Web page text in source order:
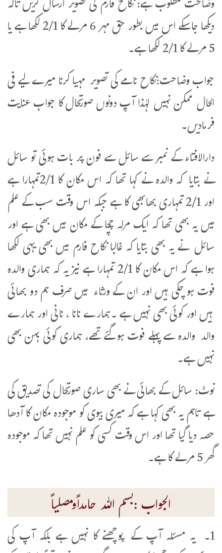
دیکھا جاسکے اس میں بطور حق مہر 6 مرلے کا 2/1 لکھا ہے یا
5 مرلے کا 2/1 لکھا ہے۔
جواب وضاحت:نکاح نامے کی تصویر مہیا کرنا میرے لیے فی
الحال ممکن نہیں لہٰذا آپ دونوں صورتحال کا جواب عنایت
فرمادیں۔
دارالافتاء کے نمبر سے سائل سے فون پر بات ہوئی تو سائل
نے بتایا کہ والدہ نے کہا تھا کہ اس مکان کا 2/1تمہارا ہے
اور 2/1 تمہاری بھابھی کا ہے جبکہ اس وقت سب کے علم
میں یہ بھی تھا کہ ایک مرلہ چچا کے مکان میں بھی ہے اور
سائل نے یہ بھی بتایا کہ غالبا نکاح فارم میں بھی یہی لکھا
ہوا ہے کہ اس مکان کا 2/1 تمہارا ہے نیز یہ کہ ہماری والدہ
فوت ہو چکی ہیں اور ان کے ورثاء میں صرف ہم دو بھائی
ہیں اور کوئی بھی نہیں ہے ۔ہمارے نانا ، نانی اور ہمارے
والد والدہ سے پہلے فوت ہوگئے تھے، ہماری کوئی بہن بھی
نہیں ہے۔
نوٹ: سائل کے بھائی نے بھی ساری صورتحال کی تصدیق کی
ہے تاہم یہ بھی کہا ہے کہ میری بیوی کو موجودہ مکان کا آدھا
حصہ دیا گیا تھا اور اس وقت کسی کو علم نہیں تھا کہ موجودہ
گھر 5 مرلے کا ہے۔
الجواب :بسم اللہ حامداًومصلیاً
1۔ یہ مسئلہ آپ کے پوچھنے کا نہیں ہے بلکہ آپ کی